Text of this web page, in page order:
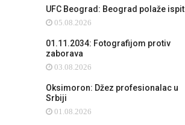
UFC Beograd: Beograd polaže ispit
05.08.2026
01.11.2034: Fotografijom protiv
zaborava
03.08.2026
Oksimoron: Džez profesionalac u
Srbiji
01.08.2026